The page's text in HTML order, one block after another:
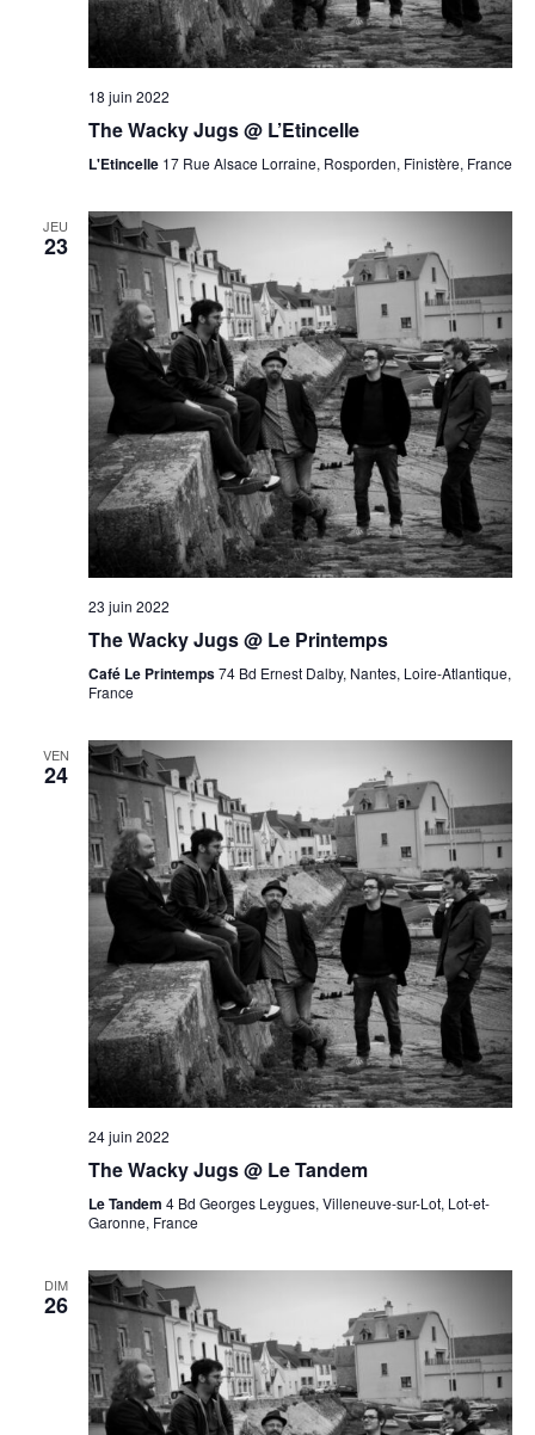
18 juin 2022
The Wacky Jugs @ L’Etincelle
L'Etincelle 17 Rue Alsace Lorraine, Rosporden, Finistère, France
JEU
23
23 juin 2022
The Wacky Jugs @ Le Printemps
Café Le Printemps74 Bd Ernest Dalby, Nantes, Loire-Atlantique,
France
VEN
24
24 juin 2022
The Wacky Jugs @ Le Tandem
Le Tandem 4 Bd Georges Leygues, Villeneuve-sur-Lot, Lot-et-
Garonne, France
DIM
26